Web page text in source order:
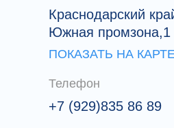
Краснодарский
Южная промзона,1
ПОКАЗАТЬ НА
Телефон
+7 (929)835 86 89